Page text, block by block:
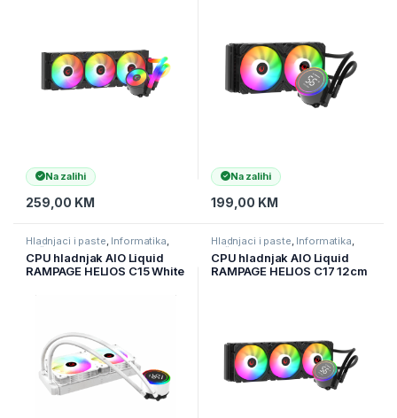
Na zalihi
259,00 KM
Na zalihi
199,00 KM
Hladnjaci i paste Informatika
Računarske Komponente
CPU hladnjak AIO Liquid
RAMPAGE HELIOS C15 White
Display Intel LGA1700/AMD
Hladnjaci i paste Informatika
Računarske Komponente
CPU hladnjak AIO Liquid
RAMPAGE HELIOS C17 12cm